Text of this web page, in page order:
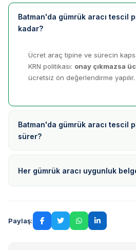
Batman'da gümrük aracı tescil
kadar?
Ücret araç tipine ve sürecin
KRN politikası: onay çıkmazsa
ücretsiz ön değerlendirme yapılır.
Batman'da gümrük aracı tescil
sürer?
Her gümrük aracı uygunluk
Paylaş: